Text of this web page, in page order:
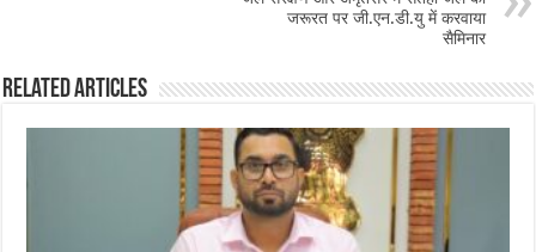
जरूरत पर जी.एन.डी.यु में करवाया
सैमिनार
Related Articles